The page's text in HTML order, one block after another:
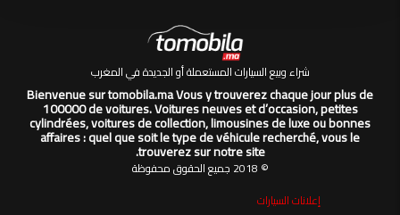
شراء وبيع السيارات المستعملة أو الجديدة في المغرب
Bienvenue sur tomobila.ma Vous y trouverez chaque jour plus de
100000 de voitures. Voitures neuves et d’occasion, petites
cylindrées, voitures de collection, limousines de luxe ou bonnes
affaires : quel que soit le type de véhicule recherché, vous le
trouverez sur notre site.
© 2018 جميع الحقوق محفوظة
إعلانات السيارات